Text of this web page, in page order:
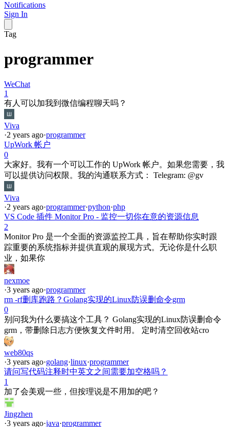
Notifications
Sign In
Tag
programmer
WeChat
1
有人可以加我到微信编程聊天吗？
Viva
·2 years ago·programmer
UpWork 帐户
0
大家好。我有一个可以工作的 UpWork 帐户。如果您需要，我
可以提供访问权限。我的沟通联系方式： Telegram: @gv
Viva
·2 years ago·programmer·python·php
VS Code 插件 Monitor Pro - 监控一切你在意的资源信息
2
Monitor Pro 是一个全面的资源监控工具，旨在帮助你实时跟
踪重要的系统指标并提供直观的展现方式。无论你是什么职
业，如果你
nexmoe
·3 years ago·programmer
rm -rf删库跑路？Golang实现的Linux防误删命令grm
0
别问我为什么要搞这个工具？ Golang实现的Linux防误删命令
grm，带删除日志方便恢复文件时用。 定时清空回收站cro
web80qs
·3 years ago·golang·linux·programmer
请问写代码注释时中英文之间需要加空格吗？
1
加了会美观一些，但按理说是不用加的吧？
Jingzhen
·3 years ago·java·programmer